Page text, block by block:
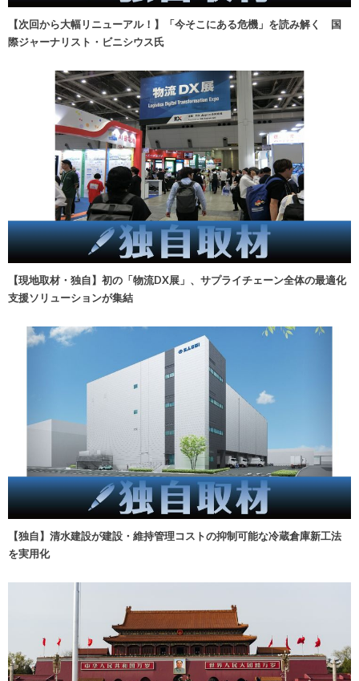
【次回から大幅リニューアル！】「今そこにある危機」を読み解く 国
際ジャーナリスト・ビニシウス氏
【現地取材・独自】初の「物流DX展」、サプライチェーン全体の最適化
支援ソリューションが集結
【独自】清水建設が建設・維持管理コストの抑制可能な冷蔵倉庫新工法
を実用化